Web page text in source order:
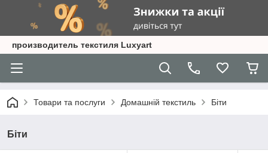
производитель текстиля Luxyart
Товари та послуги Домашній текстиль Біти
Біти